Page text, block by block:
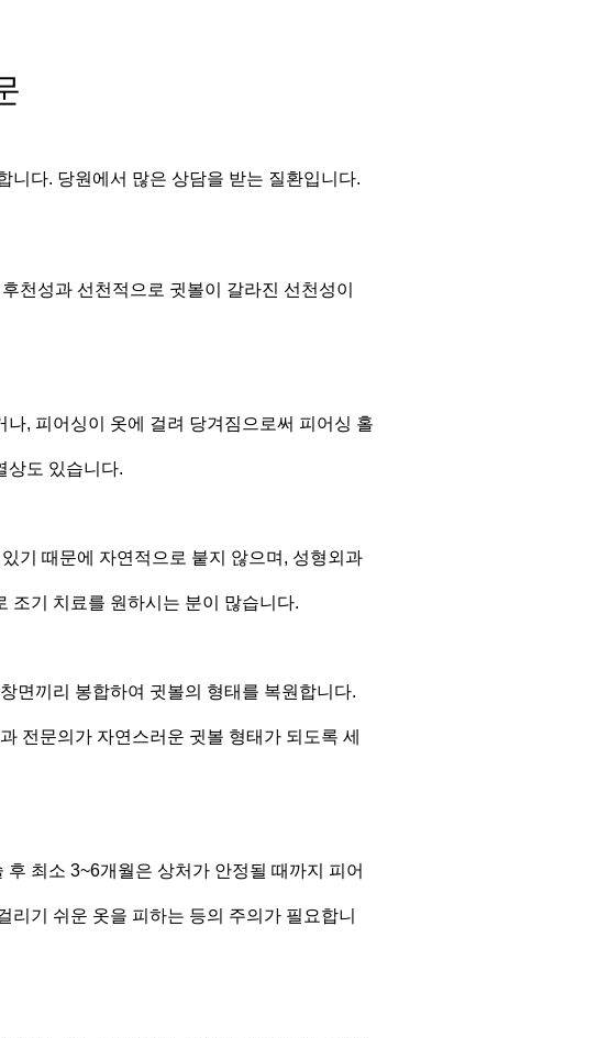
니다. 당원에서 많은 상담을 받는 질환입니다.
천성과 선천적으로 귓볼이 갈라진 선천성이
, 피어싱이 옷에 걸려 당겨짐으로써 피어싱 홀
상도 있습니다.
기 때문에 자연적으로 붙지 않으며, 성형외과
조기 치료를 원하시는 분이 많습니다.
면끼리 봉합하여 귓볼의 형태를 복원합니다.
전문의가 자연스러운 귓볼 형태가 되도록 세
최소 3~6개월은 상처가 안정될 때까지 피어
기 쉬운 옷을 피하는 등의 주의가 필요합니